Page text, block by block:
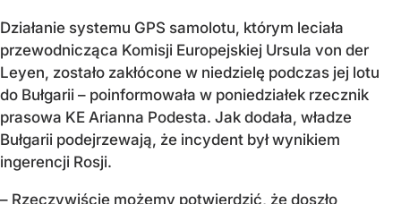
Działanie systemu GPS samolotu, którym leciała
przewodnicząca Komisji Europejskiej Ursula von der
Leyen, zostało zakłócone w niedzielę podczas jej lotu
do Bułgarii – poinformowała w poniedziałek rzecznik
prasowa KE Arianna Podesta. Jak dodała, władze
Bułgarii podejrzewają, że incydent był wynikiem
ingerencji Rosji.
– Rzeczywiście możemy potwierdzić, że doszło